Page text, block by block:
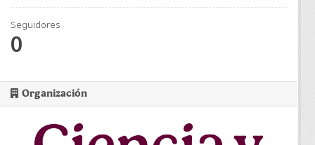
Seguidores
0
Organización